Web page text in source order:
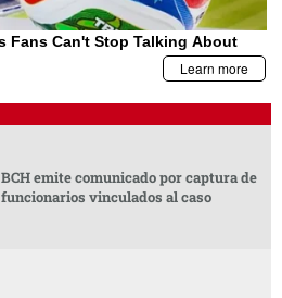
BCH emite comunicado por captura de
funcionarios vinculados al caso